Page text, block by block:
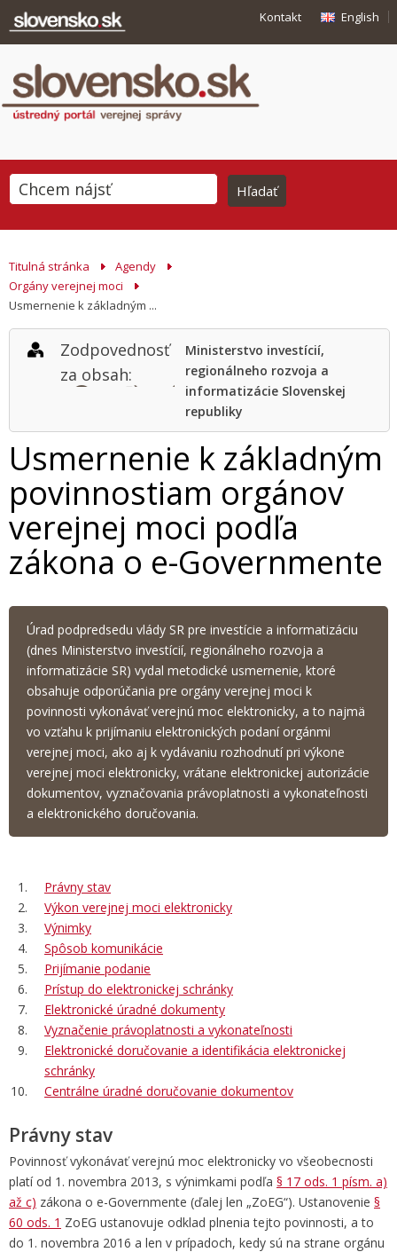
Kontakt English
Titulná stránka
Agendy
Orgány verejnej moci
Usmernenie k základným ...
Zodpovednosť
za obsah:
Ministerstvo investícií,
regionálneho rozvoja a
informatizácie Slovenskej
republiky
Usmernenie k základným
povinnostiam orgánov
verejnej moci podľa
zákona o e-Governmente
Úrad podpredsedu vlády SR pre investície a informatizáciu
(dnes Ministerstvo investícií, regionálneho rozvoja a
informatizácie SR) vydal metodické usmernenie, ktoré
obsahuje odporúčania pre orgány verejnej moci k
povinnosti vykonávať verejnú moc elektronicky, a to najmä
vo vzťahu k prijímaniu elektronických podaní orgánmi
verejnej moci, ako aj k vydávaniu rozhodnutí pri výkone
verejnej moci elektronicky, vrátane elektronickej autorizácie
dokumentov, vyznačovania právoplatnosti a vykonateľnosti
a elektronického doručovania.
Právny stav
Výkon verejnej moci elektronicky
Výnimky
Spôsob komunikácie
Prijímanie podanie
Prístup do elektronickej schránky
Elektronické úradné dokumenty
Vyznačenie právoplatnosti a vykonateľnosti
Elektronické doručovanie a identifikácia elektronickej
schránky
Centrálne úradné doručovanie dokumentov
Právny stav
Povinnosť vykonávať verejnú moc elektronicky vo všeobecnosti
platí od 1. novembra 2013, s výnimkami podľa § 17 ods. 1 písm. a)
až c) zákona o e-Governmente (ďalej len „ZoEG“). Ustanovenie §
60 ods. 1 ZoEG ustanovuje odklad plnenia tejto povinnosti, a to
do 1. novembra 2016 a len v prípadoch, kedy sú na strane orgánu